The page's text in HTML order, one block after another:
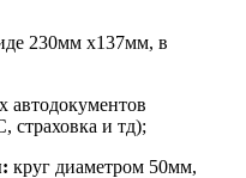
230мм х137мм, в
автодокументов
страховка и тд);
круг диаметром 50мм,